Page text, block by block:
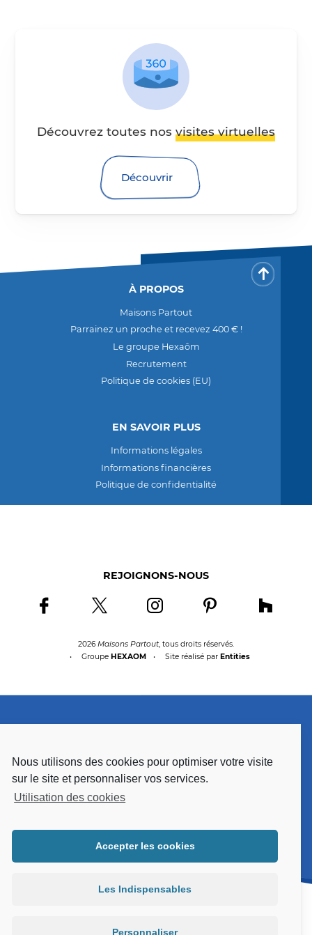
Nous utilisons des cookies pour optimiser votre visite
sur le site et personnaliser vos services.
Utilisation des cookies
Accepter les cookies
Les Indispensables
Personnaliser
Visites virtuelles 360
Découvrez toutes nos visites virtuelles
Découvrir
Retour
À PROPOS
Maisons Partout
Parrainez un proche et recevez 400 € !
Le groupe Hexaôm
Recrutement
Politique de cookies (EU)
EN SAVOIR PLUS
Informations légales
Informations financières
Politique de confidentialité
REJOIGNONS-NOUS
Rejoignons-nous sur facebook
Rejoignons-nous sur twitter
Rejoignons-nous sur instagram
Rejoignons-nous sur
2026 Maisons Partout, tous droits réservés.
Groupe HEXAOM Site réalisé par Entities